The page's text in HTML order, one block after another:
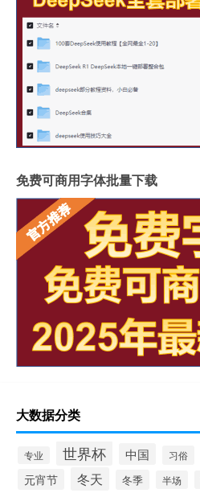
免费可商用字体批量下载
大数据分类
专业 世界杯 中国 习俗
元宵节 冬天 冬季 半场